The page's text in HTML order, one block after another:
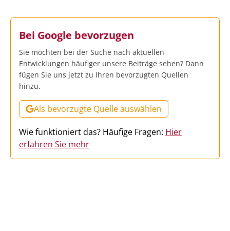
Bei Google bevorzugen
Sie möchten bei der Suche nach aktuellen
Entwicklungen häufiger unsere Beiträge sehen? Dann
fügen Sie uns jetzt zu Ihren bevorzugten Quellen
hinzu.
Als bevorzugte Quelle auswählen
Wie funktioniert das? Häufige Fragen: Hier
erfahren Sie mehr